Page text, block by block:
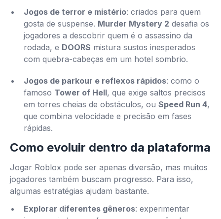
Jogos de terror e mistério: criados para quem
gosta de suspense. Murder Mystery 2 desafia os
jogadores a descobrir quem é o assassino da
rodada, e DOORS mistura sustos inesperados
com quebra-cabeças em um hotel sombrio.
Jogos de parkour e reflexos rápidos: como o
famoso Tower of Hell, que exige saltos precisos
em torres cheias de obstáculos, ou Speed Run 4,
que combina velocidade e precisão em fases
rápidas.
Como evoluir dentro da plataforma
Jogar Roblox pode ser apenas diversão, mas muitos
jogadores também buscam progresso. Para isso,
algumas estratégias ajudam bastante.
Explorar diferentes gêneros: experimentar